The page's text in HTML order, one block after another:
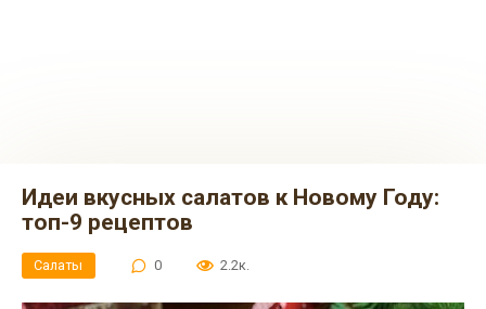
Идеи вкусных салатов к Новому Году:
топ-9 рецептов
Салаты 0 2.2к.